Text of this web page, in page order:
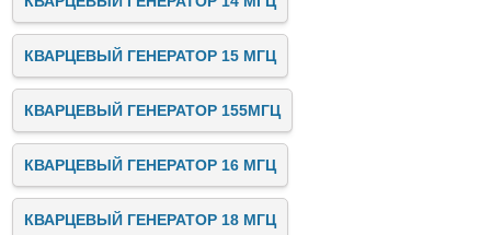
КВАРЦЕВЫЙ ГЕНЕРАТОР 15 МГЦ
КВАРЦЕВЫЙ ГЕНЕРАТОР 155МГЦ
КВАРЦЕВЫЙ ГЕНЕРАТОР 16 МГЦ
КВАРЦЕВЫЙ ГЕНЕРАТОР 18 МГЦ